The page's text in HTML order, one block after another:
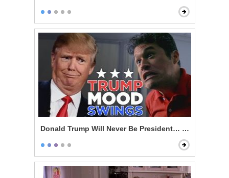
Donald Trump Will Never Be President… Or Will He?